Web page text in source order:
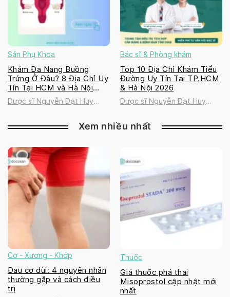
Sản Phụ Khoa
Khám Đa Nang Buồng
Trứng Ở Đâu? 8 Địa Chỉ Uy
Tín Tại HCM và Hà Nội
2026
Dược sĩ Nguyễn Đạt Huy
Bác sĩ & Phòng khám
Top 10 Địa Chỉ Khám Tiểu
Đường Uy Tín Tại TP.HCM
& Hà Nội 2026
Dược sĩ Nguyễn Đạt Huy
Xem nhiều nhất
Cơ - Xương - Khớp
Đau cơ đùi: 4 nguyên nhân
thường gặp và cách điều
trị
Thuốc
Giá thuốc phá thai
Misoprostol cập nhật mới
nhất